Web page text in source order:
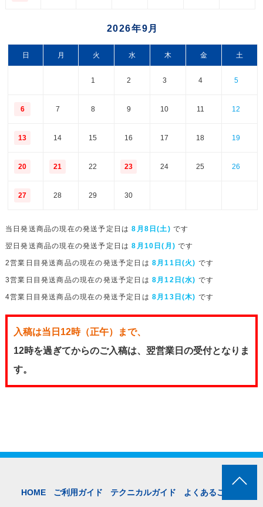
2026年9月
日 月 火 水 木 金 土
1 2 3 4 5
6 7 8 9 10 11 12
13 14 15 16 17 18 19
20 21 22 23 24 25 26
27 28 29 30
当日発送商品の現在の発送予定日は 8月8日(土) です
翌日発送商品の現在の発送予定日は 8月10日(月)です
2営業日目発送商品の現在の発送予定日は 8月11日(火) です
3営業日目発送商品の現在の発送予定日は 8月12日(水) です
4営業日目発送商品の現在の発送予定日は 8月13日(木) です
入稿は当日12時（正午）まで、
12時を過ぎてからのご入稿は、翌営業日の受付となりま
す。
HOME ご利用ガイド テクニカルガイド よくあるご質問